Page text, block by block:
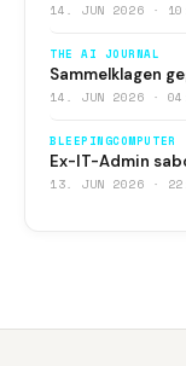
14. JUN 2026 ·
THE AI JOURNAL
Sammelklagen
14. JUN 2026 ·
BLEEPINGCOMPUTER
Ex-IT-Admin
13. JUN 2026 ·